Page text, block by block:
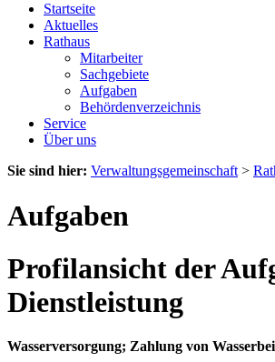
Startseite
Aktuelles
Rathaus
Mitarbeiter
Sachgebiete
Aufgaben
Behördenverzeichnis
Service
Über uns
Sie sind hier: Verwaltungsgemeinschaft >
Aufgaben
Profilansicht der
Dienstleistung
Wasserversorgung; Zahlung von